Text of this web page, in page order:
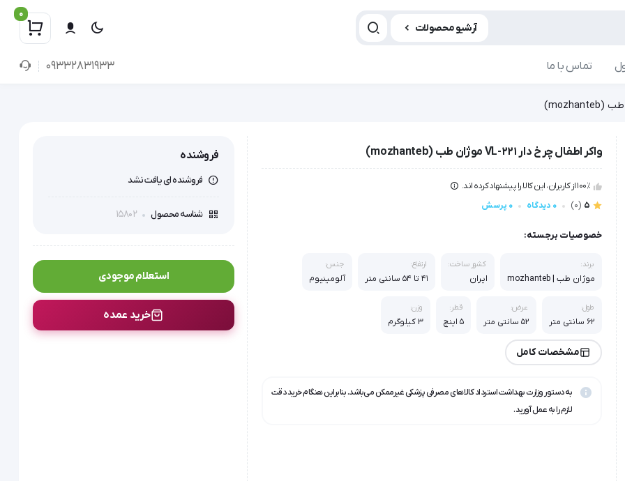
آرشیو محصولات
0
تماس با ما 09332831933
واکر اطفال چرخ دار VL-221 موژان طب (mozhanteb)
100٪ از کاربران، این کالا را پیشنهاد کرده اند.
5
(0) 0 دیدگاه 0 پرسش
خصوصیات برجسته:
برند:
موژان طب | mozhanteb
کشور ساخت:
ایران
ارتفاع:
۴۱ تا ۵۴ سانتی متر
جنس:
آلومينيوم
طول:
62 سانتی متر
عرض:
52 سانتی متر
قطر:
5 اینچ
وزن:
3 کیلوگرم
مشخصات کامل
به دستور وزارت بهداشت استرداد کالاهای مصرفی پزشکی غیرممکن می‌باشد. بنابراین هنگام خرید دقت
لازم را به عمل آورید.
فروشنده
فروشنده ای یافت نشد
شناسه محصول 15802
استعلام موجودی
خرید عمده